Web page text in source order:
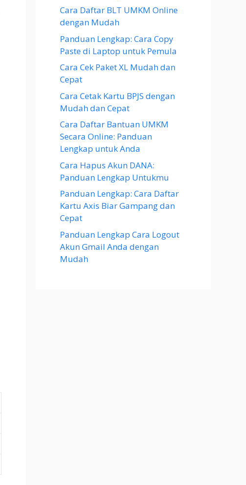
Cara Daftar BLT UMKM Online
dengan Mudah
Panduan Lengkap: Cara Copy
Paste di Laptop untuk Pemula
Cara Cek Paket XL Mudah dan
Cepat
Cara Cetak Kartu BPJS dengan
Mudah dan Cepat
Cara Daftar Bantuan UMKM
Secara Online: Panduan
Lengkap untuk Anda
Cara Hapus Akun DANA:
Panduan Lengkap Untukmu
Panduan Lengkap: Cara Daftar
Kartu Axis Biar Gampang dan
Cepat
Panduan Lengkap Cara Logout
Akun Gmail Anda dengan
Mudah